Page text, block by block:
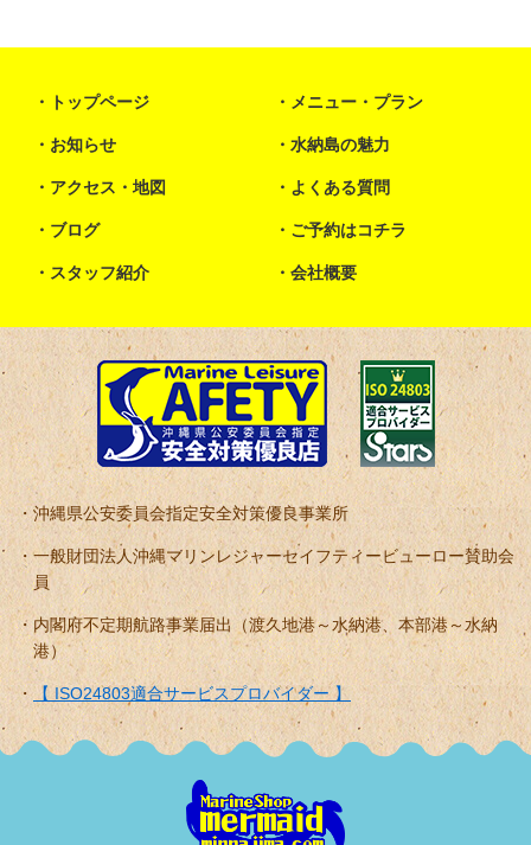
トップページ メニュー・プラン
お知らせ 水納島の魅力
アクセス・地図 よくある質問
ブログ ご予約はコチラ
スタッフ紹介 会社概要
沖縄県公安委員会指定安全対策優良事業所
一般財団法人沖縄マリンレジャーセイフティービューロー賛助会
員
内閣府不定期航路事業届出（渡久地港～水納港、本部港～水納
港）
【 ISO24803適合サービスプロバイダー 】